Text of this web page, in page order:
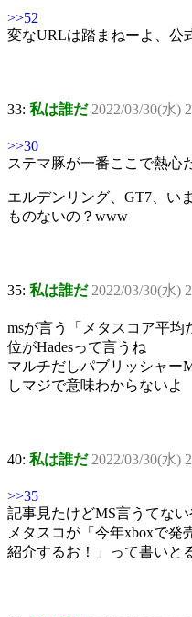
>>52
変なURLは踏まねーよ、公
33: 私は誰だ 2022/03/30(水)
>>30
ステマ豚が一番ここで熱心
エルデンリング、GT7、い
ものないの？www
35: 私は誰だ 2022/03/30(水)
msが言う「メタスコア平均
位がHadesって言うね
マルチだしパブリッシャー
しマジで意味わからないよ
40: 私は誰だ 2022/03/30(水)
>>35
記事見たけどMS言うてない
メタスコが「今年xboxで発
紹介するお！」って書いと